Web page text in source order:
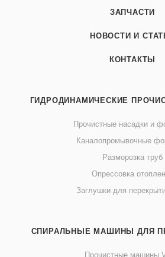
ЗАПЧАСТИ
НОВОСТИ И
КОНТАКТЫ
ГИДРОДИНАМИЧЕСКИЕ
Прочистные насадки и
Каналопромывочные
Разморозка труб
Опрессовка
Заглушки для
СПИРАЛЬНЫЕ МАШИНЫ ДЛЯ
Прочистные машины